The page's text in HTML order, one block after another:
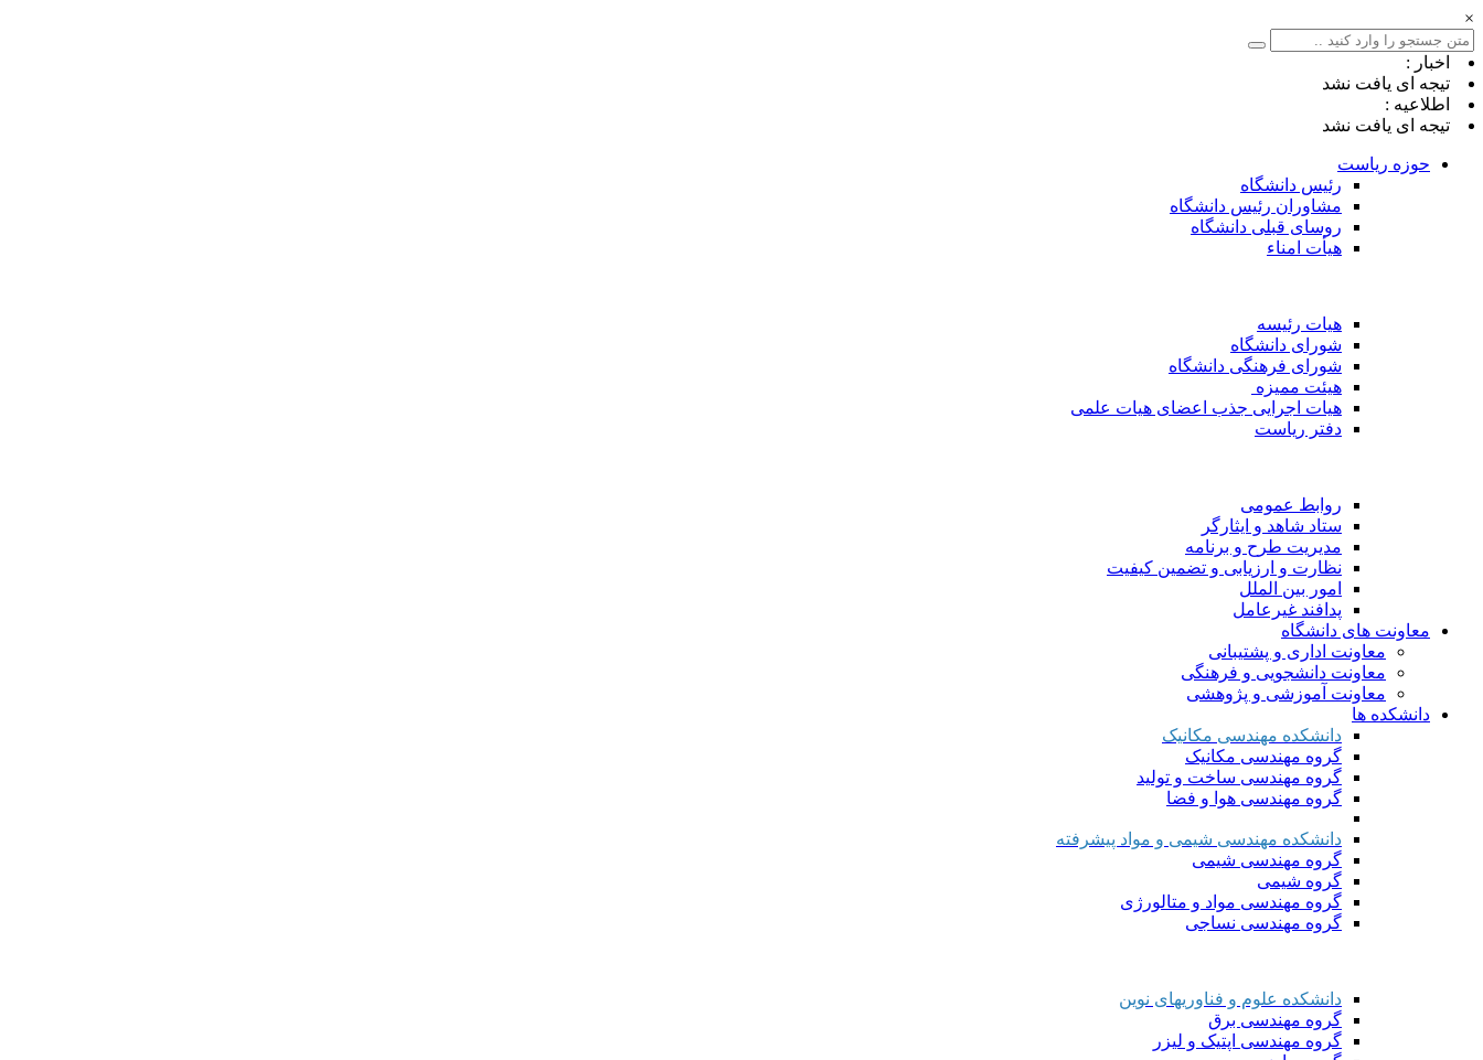
×
اخبار :
تیجه ای یافت نشد
اطلاعیه :
تیجه ای یافت نشد
حوزه ریاست
رئیس دانشگاه
مشاوران رئیس دانشگاه
روسای قبلی دانشگاه
هیأت امناء
هیات رئیسه
شورای دانشگاه
شورای فرهنگی دانشگاه
هیئت ممیزه
هیات اجرایی جذب اعضای هیات علمی
دفتر ریاست
روابط عمومی
ستاد شاهد و ایثارگر
مدیریت طرح و برنامه
نظارت و ارزیابی و تضمین کیفیت
امور بین الملل
پدافند غیرعامل
معاونت های دانشگاه
معاونت اداری و پشتیبانی
معاونت دانشجویی و فرهنگی
معاونت آموزشی و پژوهشی
دانشکده ها
دانشکده مهندسی مکانیک
گروه مهندسی مکانیک
گروه مهندسی ساخت و تولید
گروه مهندسی هوا و فضا
دانشکده مهندسی شیمی و مواد پیشرفته
گروه مهندسی شیمی
گروه شیمی
گروه مهندسی مواد و متالورژی
گروه مهندسی نساجی
دانشکده علوم و فناوریهای نوین
گروه مهندسی برق
گروه مهندسی اپتیک و لیزر